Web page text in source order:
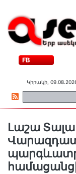
FB
Կիրակի,
Լաշա
Վարազդատ